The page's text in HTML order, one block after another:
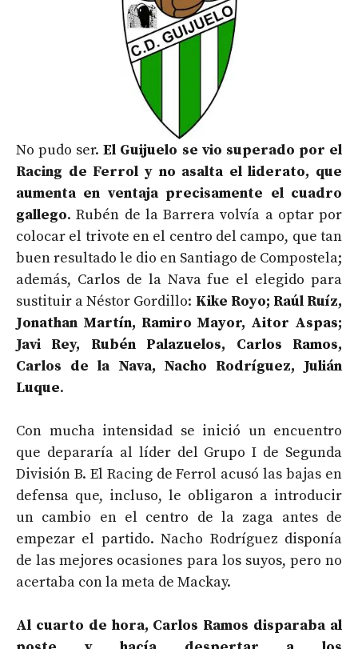
No pudo ser.El Guijuelo se vio superado por el
Racing de Ferrol y no asalta el liderato, que
aumenta en ventaja precisamente el cuadro
gallego. Rubén de la Barrera volvía a optar por
colocar el trivote en el centro del campo, que tan
buen resultado le dio en Santiago de Compostela;
además, Carlos de la Nava fue el elegido para
sustituir a Néstor Gordillo: Kike Royo; Raúl Ruíz,
Jonathan Martín, Ramiro Mayor, Aitor Aspas;
Javi Rey, Rubén Palazuelos, Carlos Ramos,
Carlos de la Nava, Nacho Rodríguez, Julián
Luque.
Con mucha intensidad se inició un encuentro
que depararía al líder del Grupo I de Segunda
División B. El Racing de Ferrol acusó las bajas en
defensa que, incluso, le obligaron a introducir
un cambio en el centro de la zaga antes de
empezar el partido. Nacho Rodríguez disponía
de las mejores ocasiones para los suyos, pero no
acertaba con la meta de Mackay.
Al cuarto de hora, Carlos Ramos disparaba al